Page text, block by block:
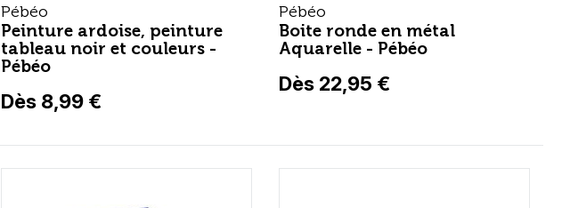
Pébéo
Peinture ardoise, peinture
tableau noir et couleurs -
Pébéo
Dès 8,99 €
Pébéo
Boite ronde en métal
Aquarelle - Pébéo
Dès 22,95 €